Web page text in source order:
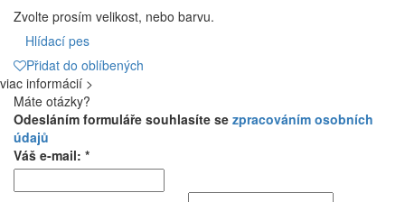
Zvolte prosím velikost, nebo barvu.
Hlídací pes
Přidat do oblíbených
viac informácií >
Máte otázky?
Odesláním formuláře souhlasíte se zpracováním osobních
údajů
Váš e-mail: *